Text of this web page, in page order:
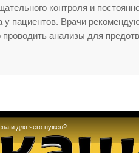
контроля и
у пациентов. Врачи
проводить анализы для
и для чего нужен?